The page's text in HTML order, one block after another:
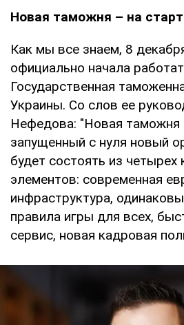
Новая таможня – на старт
Как мы все знаем, 8
официально начала
Государственная
Украины. Со слов ее
Нефедова: "Новая таможня
запущенный с нуля новый
будет состоять из
элементов: современная
инфраструктура,
правила игры для всех,
сервис, новая кадровая